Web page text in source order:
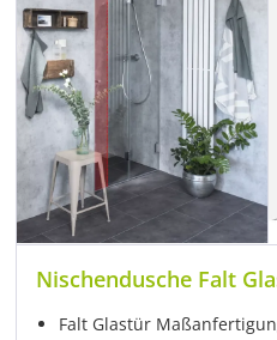
Nischendusche Falt
Falt Glastür